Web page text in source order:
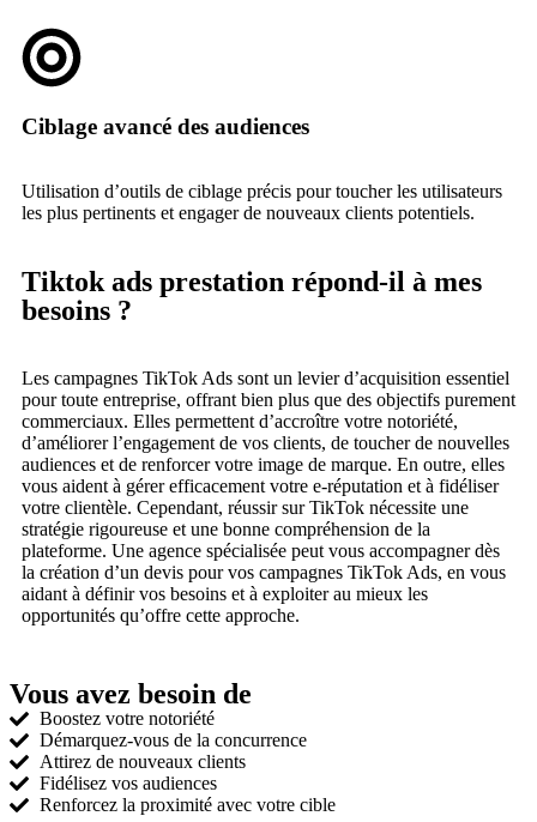
Ciblage avancé des audiences
Utilisation d’outils de ciblage précis pour toucher les utilisateurs
les plus pertinents et engager de nouveaux clients potentiels.
Tiktok ads prestation répond-il à mes
besoins ?
Les campagnes TikTok Ads sont un levier d’acquisition essentiel
pour toute entreprise, offrant bien plus que des objectifs purement
commerciaux. Elles permettent d’accroître votre notoriété,
d’améliorer l’engagement de vos clients, de toucher de nouvelles
audiences et de renforcer votre image de marque. En outre, elles
vous aident à gérer efficacement votre e-réputation et à fidéliser
votre clientèle. Cependant, réussir sur TikTok nécessite une
stratégie rigoureuse et une bonne compréhension de la
plateforme. Une agence spécialisée peut vous accompagner dès
la création d’un devis pour vos campagnes TikTok Ads, en vous
aidant à définir vos besoins et à exploiter au mieux les
opportunités qu’offre cette approche.
Vous avez besoin de
Boostez votre notoriété
Démarquez-vous de la concurrence
Attirez de nouveaux clients
Fidélisez vos audiences
Renforcez la proximité avec votre cible